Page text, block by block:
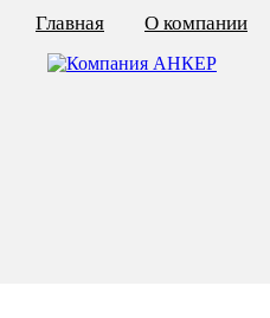
Главная О компании